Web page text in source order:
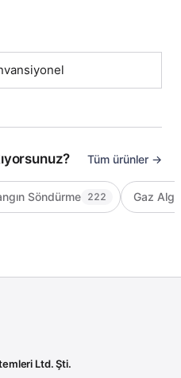
Tüm ürünler →
Söndürme 222 Gaz
Ltd. Şti.